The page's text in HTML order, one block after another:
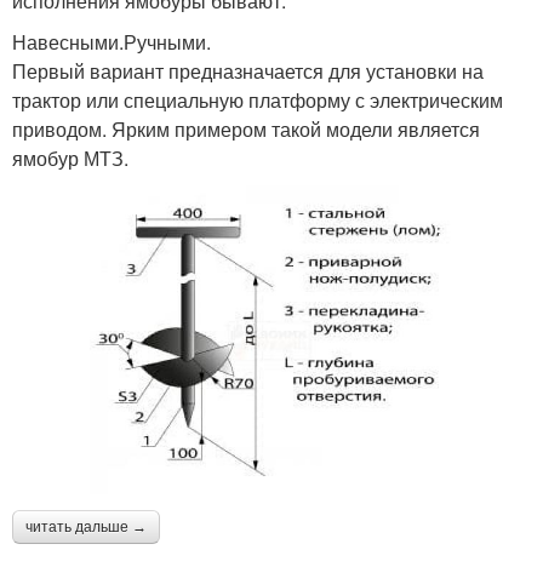
Навесными.Ручными.
Первый вариант предназначается для установки на
трактор или специальную платформу с электрическим
приводом. Ярким примером такой модели является
ямобур МТЗ.
читать дальше →